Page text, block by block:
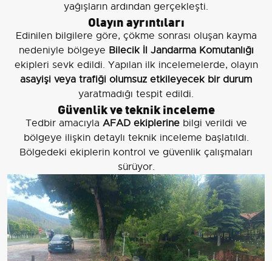
yağışların ardından gerçekleşti.
Olayın ayrıntıları
Edinilen bilgilere göre, çökme sonrası oluşan kayma
nedeniyle bölgeye Bilecik İl Jandarma Komutanlığı
ekipleri sevk edildi. Yapılan ilk incelemelerde, olayın
asayişi veya trafiği olumsuz etkileyecek bir durum
yaratmadığı tespit edildi.
Güvenlik ve teknik inceleme
Tedbir amacıyla AFAD ekiplerinebilgi verildi ve
bölgeye ilişkin detaylı teknik inceleme başlatıldı.
Bölgedeki ekiplerin kontrol ve güvenlik çalışmaları
sürüyor.